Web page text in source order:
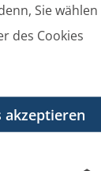
Sie wählen
des Cookies
akzeptieren